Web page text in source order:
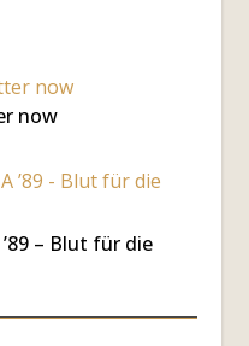
now
– Blut für die